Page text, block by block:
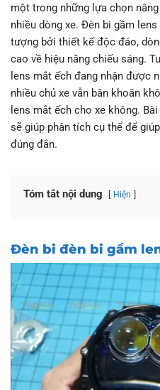
một trong những lựa chọn
nhiều dòng xe. Đèn bi gầm
tượng bởi thiết kế độc đáo,
cao về hiệu năng chiếu sáng.
lens mắt ếch đang nhận được
nhiều chủ xe vẫn băn khoăn
lens mắt ếch cho xe không.
sẽ giúp phân tích cụ thể để
đúng đắn.
Tóm tắt nội dung Hiện
Đèn bi đèn bi gầm